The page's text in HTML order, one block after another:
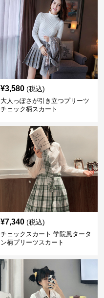
¥3,580 (税込)
大人っぽさが引き立つプリーツ
チェック柄スカート
¥7,340 (税込)
チェックスカート 学院風タータ
ン柄プリーツスカート